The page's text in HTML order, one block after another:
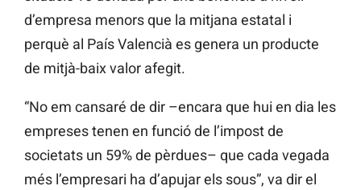
d’empresa menors que la mitjana estatal i
perquè al País Valencià es genera un producte
de mitjà-baix valor afegit.
“No em cansaré de dir –encara que hui en dia les
empreses tenen en funció de l’impost de
societats un 59% de pèrdues– que cada vegada
més l’empresari ha d’apujar els sous”, va dir el